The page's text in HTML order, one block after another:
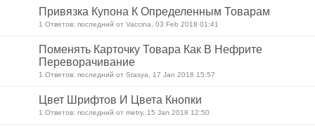
Привязка Купона К Определенным Товарам
1 Ответов: последний от Vaccina, 03 Feb 2018 01:41
Поменять Карточку Товара Как В Нефрите
Переворачивание
1 Ответов: последний от Stasya, 17 Jan 2018 15:57
Цвет Шрифтов И Цвета Кнопки
1 Ответов: последний от metry, 15 Jan 2018 12:50